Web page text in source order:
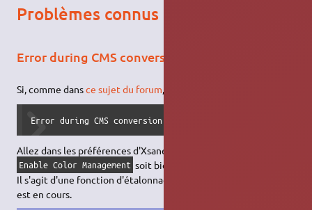
Problèmes connus
Error during CMS conversion
Si, comme dansce sujet du forum, vous avez ce message:
Error during CMS conversion : couldn't open scanner ICM
Allez dans les préférences d'Xsane pour vérifier que la case
Enable Color Management soit bien décochée.
Il s'agit d'une fonction d'étalonnage dont le développement
est en cours.